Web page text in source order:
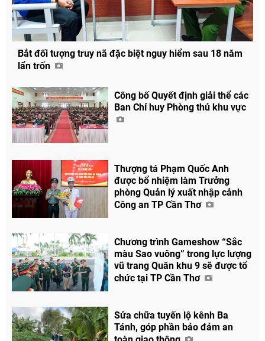
Bắt đối tượng truy nã đặc biệt nguy hiểm sau 18 năm
lẩn trốn
Công bố Quyết định giải thể các
Ban Chỉ huy Phòng thủ khu vực
Thượng tá Phạm Quốc Anh
được bổ nhiệm làm Trưởng
phòng Quản lý xuất nhập cảnh
Công an TP Cần Thơ
Chương trình Gameshow “Sắc
màu Sao vuông” trong lực lượng
vũ trang Quân khu 9 sẽ được tổ
chức tại TP Cần Thơ
Sửa chữa tuyến lộ kênh Ba
Tánh, góp phần bảo đảm an